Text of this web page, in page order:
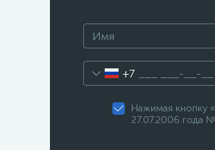
+7
Нажимая кнопку
27.07.2006 года